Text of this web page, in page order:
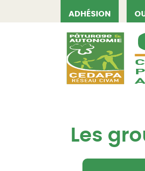
ADHÉSION
CEDAPA
Les